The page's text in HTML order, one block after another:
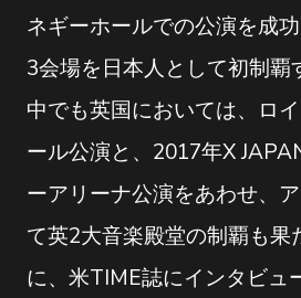
ネギーホールでの公演を成
3会場を日本人として初制覇
中でも英国においては、ロ
ール公演と、2017年X
ーアリーナ公演をあわせ、
て英2大音楽殿堂の制覇も果
に、米TIME誌にインタビュ